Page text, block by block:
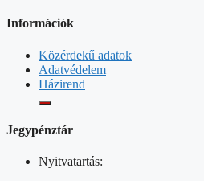
Információk
Közérdekű adatok
Adatvédelem
Házirend
Jegypénztár
Nyitvatartás: